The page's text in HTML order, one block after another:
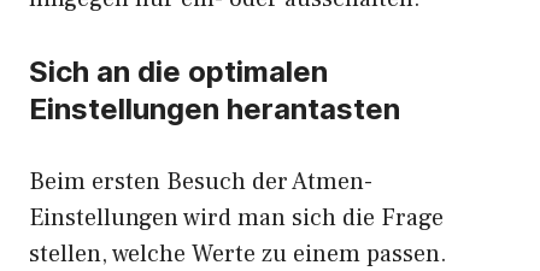
Sich an die optimalen
Einstellungen herantasten
Beim ersten Besuch der Atmen-
Einstellungen wird man sich die Frage
stellen, welche Werte zu einem passen.